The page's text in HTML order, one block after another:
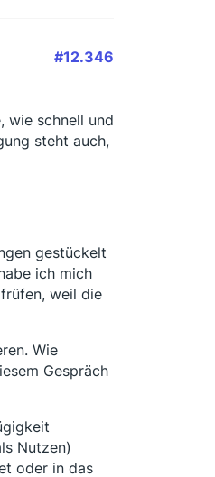
#12.346
wie schnell und
steht auch,
gestückelt
ich mich
weil die
Wie
Gespräch
Nutzen)
oder in das